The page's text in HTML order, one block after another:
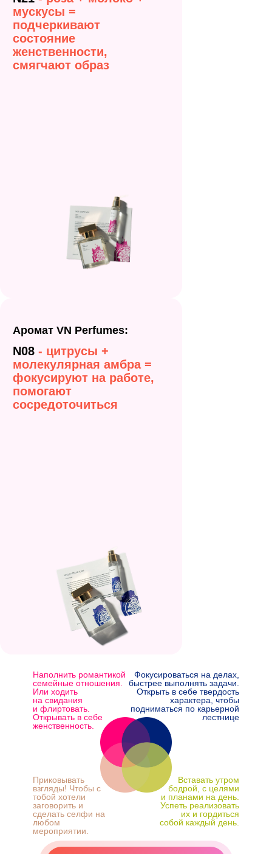
мускусы =
подчеркивают
состояние
женственности,
смягчают образ
N08 - цитрусы +
молекулярная амбра =
фокусируют на работе,
помогают
сосредоточиться
Аромат VN Perfumes:
Наполнить романтикой
семейные отношения.
Или ходить
на свидания
и флиртовать.
Открывать в себе
женственность.
Фокусироваться на делах,
быстрее выполнять задачи.
Открыть в себе твердость
характера, чтобы
подниматься по карьерной
лестнице
Вставать утром
бодрой, с целями
и планами на день.
Успеть реализовать
их и гордиться
собой каждый день.
Приковывать
взгляды! Чтобы с
тобой хотели
заговорить и
сделать селфи на
любом
мероприятии.